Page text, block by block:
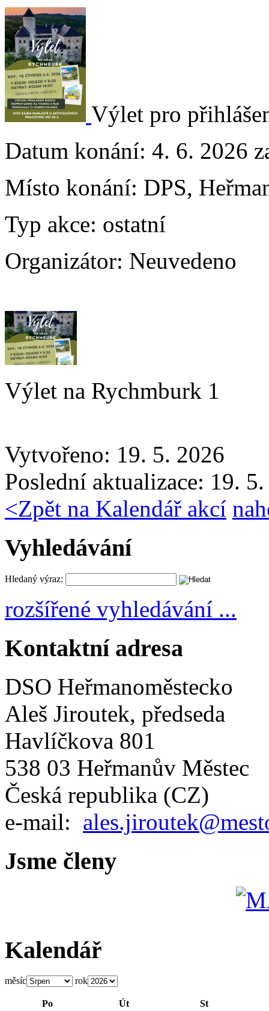
Výlet pro
Datum konání: 4. 6. 2026
Místo konání: DPS,
Typ akce: ostatní
Organizátor: Neuvedeno
Výlet na Rychmburk 1
Vytvořeno: 19. 5. 2026
Poslední aktualizace: 19.
<Zpět na Kalendář akcí
Vyhledávání
Hledaný výraz:
rozšířené vyhledávání ...
Kontaktní adresa
DSO Heřmanoměstecko
Aleš Jiroutek, předseda
Havlíčkova 801
538 03 Heřmanův Městec
Česká republika (CZ)
e-mail:
Jsme členy
Kalendář
měsíc rok
Po Út St